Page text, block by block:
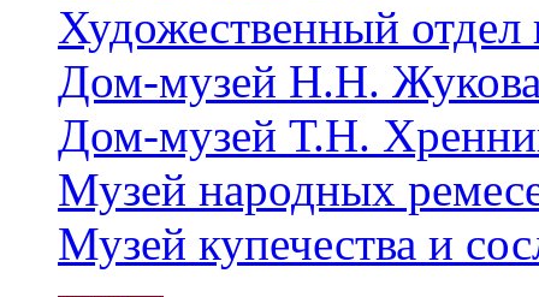
Художественный отдел
Дом-музей Н.Н.
Дом-музей Т.Н.
Музей народных
Музей купечества и